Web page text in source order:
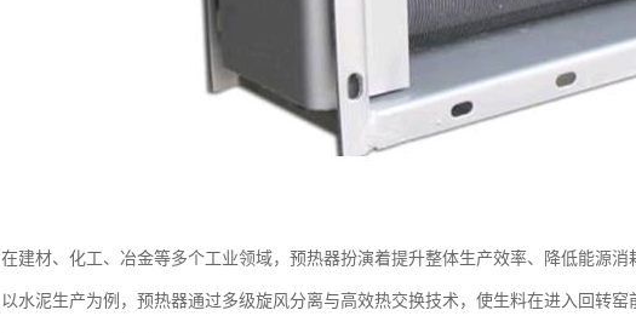
在建材、化工、冶金等多个工业领域，预热器扮演着提升整体生产效率、降低能源消
以水泥生产为例，预热器通过多级旋风分离与高效热交换技术，使生料在进入回转